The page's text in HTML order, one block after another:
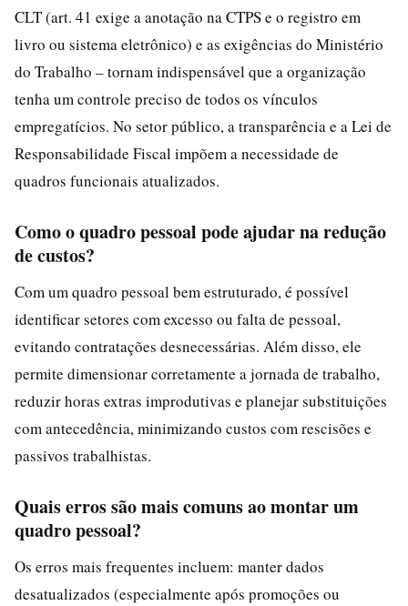
CLT (art. 41 exige a anotação na CTPS e o registro em
livro ou sistema eletrônico) e as exigências do Ministério
do Trabalho – tornam indispensável que a organização
tenha um controle preciso de todos os vínculos
empregatícios. No setor público, a transparência e a Lei de
Responsabilidade Fiscal impõem a necessidade de
quadros funcionais atualizados.
Como o quadro pessoal pode ajudar na redução
de custos?
Com um quadro pessoal bem estruturado, é possível
identificar setores com excesso ou falta de pessoal,
evitando contratações desnecessárias. Além disso, ele
permite dimensionar corretamente a jornada de trabalho,
reduzir horas extras improdutivas e planejar substituições
com antecedência, minimizando custos com rescisões e
passivos trabalhistas.
Quais erros são mais comuns ao montar um
quadro pessoal?
Os erros mais frequentes incluem: manter dados
desatualizados (especialmente após promoções ou